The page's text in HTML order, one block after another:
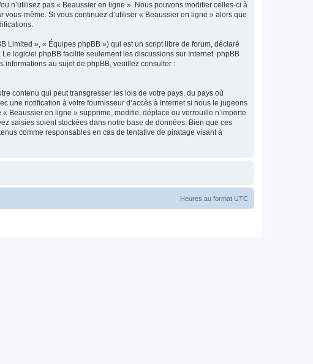
n’utilisez pas « Beaussier en ligne ». Nous pouvons modifier celles-ci à
même. Si vous continuez d’utiliser « Beaussier en ligne » alors que
Limited », « Équipes phpBB ») qui est un script libre de forum, déclaré
. Le logiciel phpBB facilite seulement les discussions sur Internet. phpBB
informations au sujet de phpBB, veuillez consulter :
contenu qui peut transgresser les lois de votre pays, du pays où
une notification à votre fournisseur d’accès à Internet si nous le jugeons
Beaussier en ligne » supprime, modifie, déplace ou verrouille n’importe
saisies soient stockées dans notre base de données. Bien que ces
comme responsables en cas de tentative de piratage visant à
Heures au format UTC